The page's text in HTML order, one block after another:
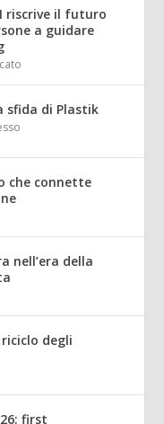
riscrive il futuro
a guidare
sfida di Plastik
che connette
nell’era della
degli
first